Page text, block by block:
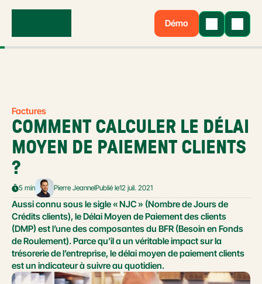
Démo
Factures
COMMENT CALCULER LE DÉLAI
MOYEN DE PAIEMENT CLIENTS
?
5 min Pierre JeannelPublié le12 juil. 2021
Aussi connu sous le sigle « NJC » (Nombre de Jours de
Crédits clients), le Délai Moyen de Paiement des clients
(DMP) est l’une des composantes du BFR (Besoin en Fonds
de Roulement). Parce qu’il a un véritable impact sur la
trésorerie de l’entreprise, le délai moyen de paiement clients
est un indicateur à suivre au quotidien.